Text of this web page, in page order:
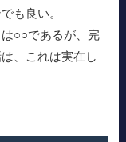
も良い。
○○であるが、完
、これは実在し